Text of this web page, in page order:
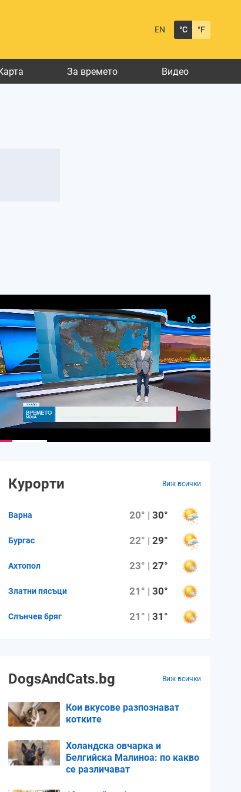
EN °C °F
За времето Видео
Курорти Виж всички
Варна 20° |30°
Бургас 22° |29°
Ахтопол 23° |27°
Златни пясъци 21° |30°
Слънчев бряг 21° |31°
DogsAndCats.bg Виж всички
Кои вкусове разпознават
котките
Холандска овчарка и
Белгийска Малиноа: по какво
се различават